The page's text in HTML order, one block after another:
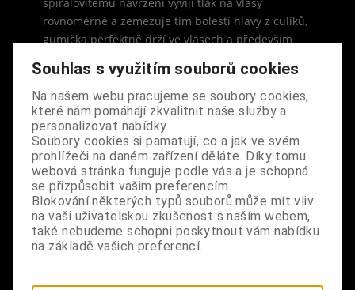
rovnoměrně a zemezuje tím bolesti hlavy z culíků,
gumička perfektně drží ve vlasech a především
i jako náramek na ruku, pokud ji zrovna nemáte ve
vlasech, prodáváno po 1 ks, vyberte si barvu a
množství podle stavu na skladě
rozměry: vnější průměr 3,5 cm, vnitřní průměr 1,5
cm
aktuální stav gumiček na skladě:
1. černá - 172 ks
Souhlas s využitím souborů cookies
Na našem webu pracujeme se soubory cookies,
které nám pomáhají zkvalitnit naše služby a
personalizovat nabídky.
Soubory cookies si pamatují, co a jak ve svém
prohlížeči na daném zařízení děláte. Díky tomu
webová stránka funguje podle vás a je schopná
se přizpůsobit vašim preferencím.
Blokování některých typů souborů může mít vliv
na vaši uživatelskou zkušenost s naším webem,
také nebudeme schopni poskytnout vám nabídku
na základě vašich preferencí.